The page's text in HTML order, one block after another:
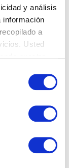
y análisis
información
a
Usted